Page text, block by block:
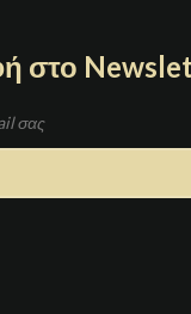
στο
σας